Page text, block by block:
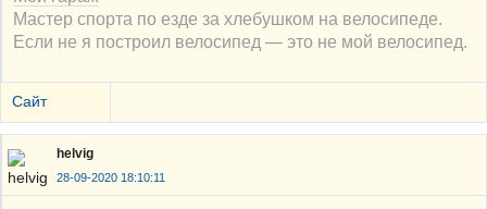
Мастер спорта по езде за хлебушком на велосипеде.
Если не я построил велосипед — это не мой велосипед.
Сайт
helvig
28-09-2020 18:10:11